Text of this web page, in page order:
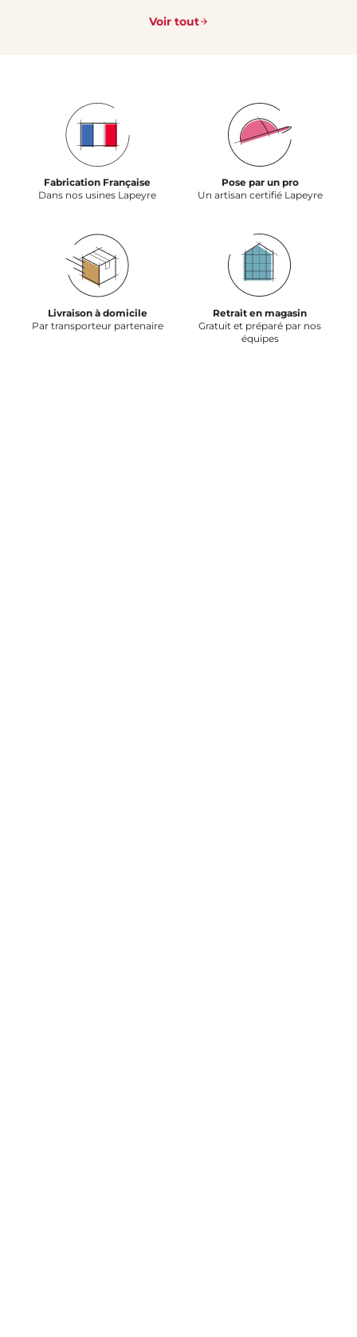
Voir tout
Fabrication Française
Dans nos usines Lapeyre
Pose par un pro
Un artisan certifié Lapeyre
Livraison à domicile
Par transporteur partenaire
Retrait en magasin
Gratuit et préparé par nos
équipes